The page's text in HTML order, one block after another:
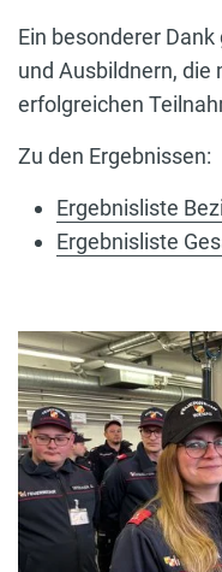
Ein besonderer
und Ausbildnern, die
erfolgreichen
Zu den Ergebnissen:
Ergebnisliste
Ergebnisliste